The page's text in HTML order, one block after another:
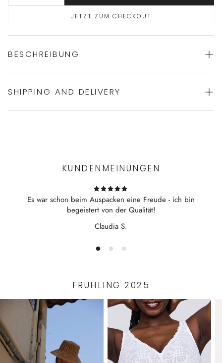
JETZT ZUM CHECKOUT
BESCHREIBUNG
Luxuriöses Langarm-Shirt von HANRO
Ohne störende Seitennähte
Bibi ist 167cm groß (90 - 65 - 95) und trägt Größe S
SHIPPING AND DELIVERY
KUNDENMEINUNGEN
Es war schon beim Auspacken eine Freude - ich bin
begeistert von der Qualität!
Claudia S.
FRÜHLING 2025